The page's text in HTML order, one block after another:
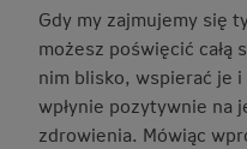
Gdy my zajmujemy się
możesz poświęcić całą
nim blisko, wspierać je
wpłynie pozytywnie na
zdrowienia. Mówiąc